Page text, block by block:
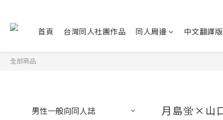
首頁 台灣同人社團作品 同人周邊 中文翻譯
全部商品
男性一般向同人誌
月島蛍×山